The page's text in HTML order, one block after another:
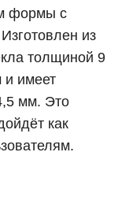
формы с
из
толщиной 9
и имеет
мм. Это
как